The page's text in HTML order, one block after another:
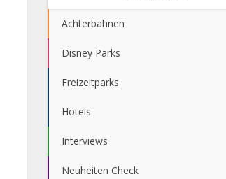
Achterbahnen
Disney Parks
Freizeitparks
Hotels
Interviews
Neuheiten Check